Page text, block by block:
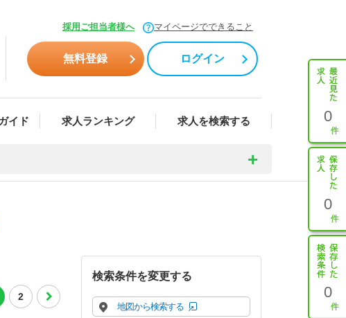
採用ご担当者様へ マイページでできること
無料登録 ログイン
イド 求人ランキング 求人を検索する 0
0
0
2
検索条件を変更する
地図から検索する